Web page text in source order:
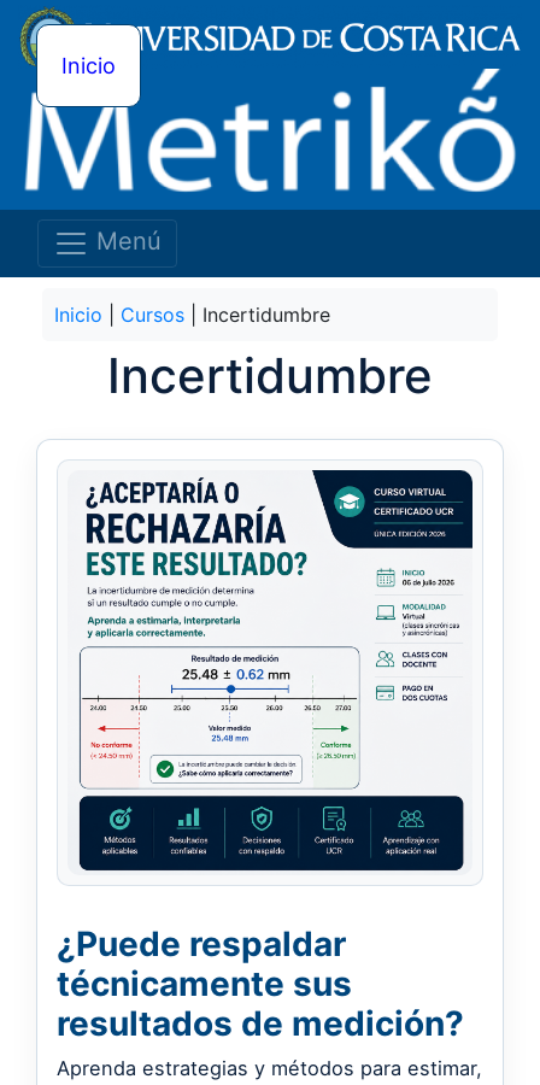
Inicio
Menú
Inicio Cursos | Incertidumbre
Incertidumbre
¿Puede respaldar
técnicamente sus
resultados de medición?
Aprenda estrategias y métodos para estimar,